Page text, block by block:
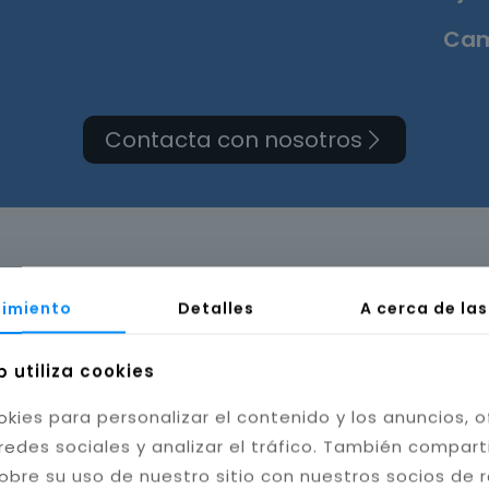
Contacta con nosotros
de cuarto de baño
Detalles A cerca de
utiliza cookies
para personalizar el contenido y los anuncios,
sociales y analizar el tráfico. También
su uso de nuestro sitio con nuestros socios de